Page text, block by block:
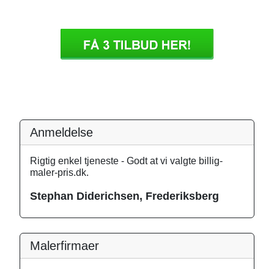
Anmeldelse
Rigtig enkel tjeneste - Godt at vi valgte billig-
maler-pris.dk.
Stephan Diderichsen, Frederiksberg
Malerfirmaer